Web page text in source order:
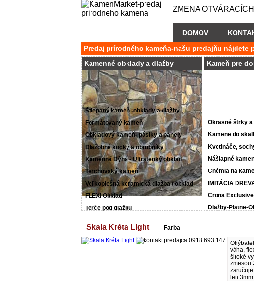
ZMENA
DOMOV
Predaj prírodného kameňa-našu predajňu
Kamenné obklady a dlažby
Štiepaný kameň -obklady a dlažby
Formátovaný kameň
Obkladový kameň- pásiky a panely
Dlažobné kocky a obrubníky
Kamenná Dýha - Ultratenký obklad
Terchovský kameň
Veľkoplošná keramická dlažba / obklad
FLEXI Obklad
Terče pod dlažbu
Kameň pre
Okrasné štrky
Kamene do
Kvetináče,
Nášlapné
Chémia na
IMITÁCIA
Crona Exclusive
Dlažby-Platne-
Skala Kréta Light Farba:
váha,
široké
zmesou
len